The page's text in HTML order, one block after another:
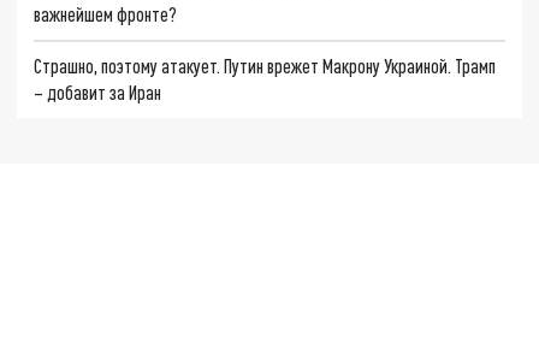
важнейшем фронте?
Страшно, поэтому атакует. Путин врежет Макрону Украиной. Трамп
– добавит за Иран